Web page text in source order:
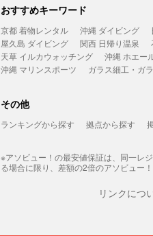
おすすめキーワード
京都 着物レンタル 沖縄 ダイビング
屋久島 ダイビング
関西 日帰り温泉
天草 イルカウォッチング
沖縄 ホエー
沖縄 マリンスポーツ
ガラス細工・ガ
その他
ランキングから探す 拠点から探す
※アソビュー！の最安値保証は、同一レ
る場合に限り、差額の2倍のアソビュー
リンクにつ